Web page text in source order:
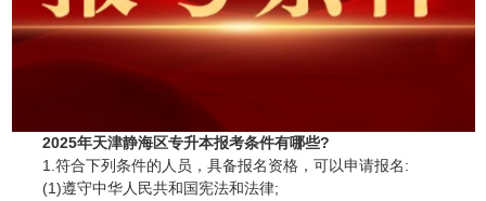
2025年天津静海区专升本报考条件有哪些?
1.符合下列条件的人员，具备报名资格，可以申请报名:
(1)遵守中华人民共和国宪法和法律;